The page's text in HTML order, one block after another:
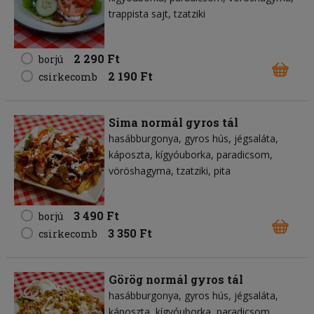
trappista sajt tzatziki
borjú 2 290 Ft
csirkecomb 2 190 Ft
Sima normál gyros tál
hasábburgonya gyros hús jégsaláta
káposzta kígyóuborka paradicsom
vöröshagyma tzatziki pita
borjú 3 490 Ft
csirkecomb 3 350 Ft
Görög normál gyros tál
hasábburgonya gyros hús jégsaláta
káposzta kígyóuborka paradicsom